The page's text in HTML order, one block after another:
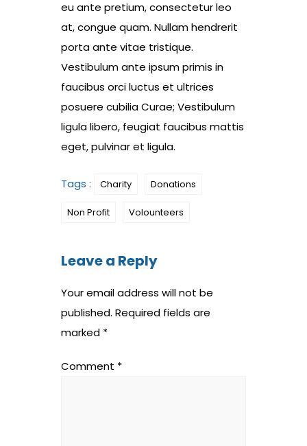
eu ante pretium, consectetur leo
at, congue quam. Nullam hendrerit
porta ante vitae tristique.
Vestibulum ante ipsum primis in
faucibus orci luctus et ultrices
posuere cubilia Curae; Vestibulum
ligula libero, feugiat faucibus mattis
eget, pulvinar et ligula.
Tags : Charity Donations
Non Profit Volounteers
Leave a Reply
Your email address will not be
published. Required fields are
marked *
Comment *